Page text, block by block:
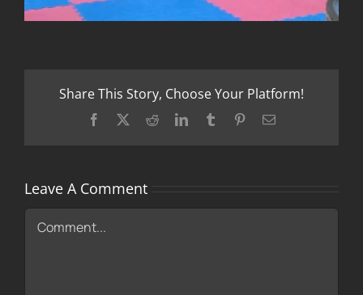
Share This Story, Choose Your Platform!
Facebook RedditLinkedInTumblr PinterestEmail
Leave A Comment
Comment